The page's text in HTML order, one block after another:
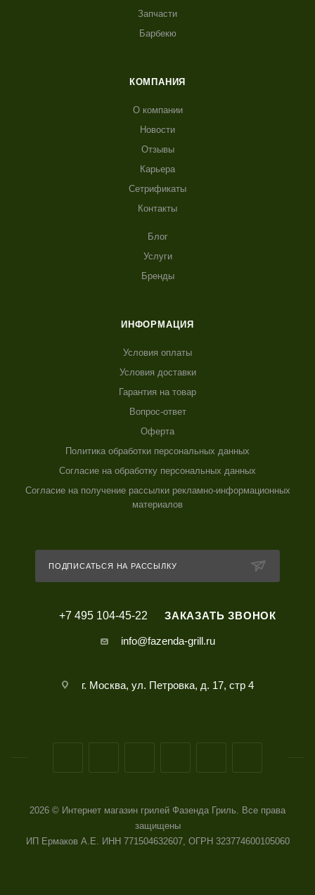
Запчасти
Барбекю
КОМПАНИЯ
О компании
Новости
Отзывы
Карьера
Сетрификаты
Контакты
Блог
Услуги
Бренды
ИНФОРМАЦИЯ
Условия оплаты
Условия доставки
Гарантия на товар
Вопрос-ответ
Оферта
Политика обработки персональных данных
Согласие на обработку персональных данных
Согласие на получение рассылки рекламно-информационных
материалов
ПОДПИСАТЬСЯ НА РАССЫЛКУ
+7 495 104-45-22 ЗАКАЗАТЬ ЗВОНОК
info@fazenda-grill.ru
г. Москва, ул. Петровка, д. 17, стр 4
2026 © Интернет магазин грилей Фазенда Гриль. Все права
защищены
ИП Ермаков А.Е. ИНН 771504632607, ОГРН 323774600105060